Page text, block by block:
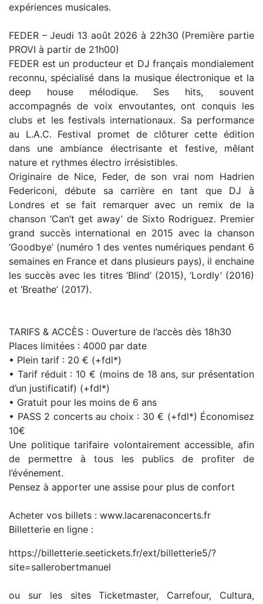
expériences musicales.
FEDER – Jeudi 13 août 2026 à 22h30 (Première partie
PROVI à partir de 21h00)
FEDER est un producteur et DJ français mondialement
reconnu, spécialisé dans la musique électronique et la
deep house mélodique. Ses hits, souvent
accompagnés de voix envoutantes, ont conquis les
clubs et les festivals internationaux. Sa performance
au L.A.C. Festival promet de clôturer cette édition
dans une ambiance électrisante et festive, mêlant
nature et rythmes électro irrésistibles.
Originaire de Nice, Feder, de son vrai nom Hadrien
Federiconi, débute sa carrière en tant que DJ à
Londres et se fait remarquer avec un remix de la
chanson ‘Can’t get away’ de Sixto Rodriguez. Premier
grand succès international en 2015 avec la chanson
‘Goodbye’ (numéro 1 des ventes numériques pendant 6
semaines en France et dans plusieurs pays), il enchaine
les succès avec les titres ‘Blind’ (2015), ‘Lordly’ (2016)
et ‘Breathe’ (2017).
TARIFS & ACCÈS : Ouverture de l’accès dès 18h30
Places limitées : 4000 par date
• Plein tarif : 20 € (+fdl*)
• Tarif réduit : 10 € (moins de 18 ans, sur présentation
d’un justificatif) (+fdl*)
• Gratuit pour les moins de 6 ans
• PASS 2 concerts au choix : 30 € (+fdl*) Économisez
10€
Une politique tarifaire volontairement accessible, afin
de permettre à tous les publics de profiter de
l’événement.
Pensez à apporter une assise pour plus de confort
Acheter vos billets : www.lacarenaconcerts.fr
Billetterie en ligne :
https://billetterie.seetickets.fr/ext/billetterie5/?
site=sallerobertmanuel
ou sur les sites Ticketmaster, Carrefour, Cultura,